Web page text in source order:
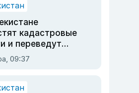
кадастровые
и переведут
в
09:37